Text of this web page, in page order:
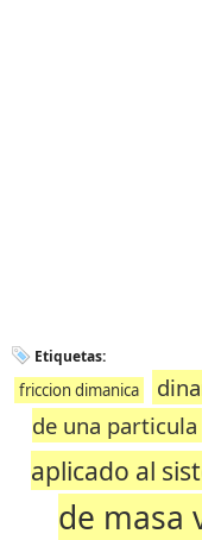
Etiquetas:
friccion dimanica
de una particula
aplicado al
de masa